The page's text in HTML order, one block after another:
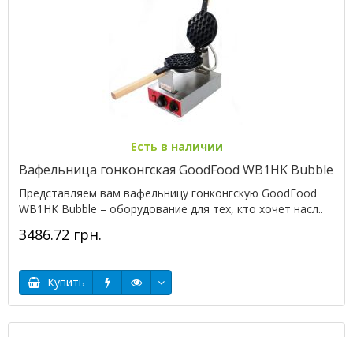
Есть в наличии
Вафельница гонконгская GoodFood WB1HK Bubble
Представляем вам вафельницу гонконгскую GoodFood
WB1HK Bubble – оборудование для тех, кто хочет насл..
3486.72 грн.
Купить